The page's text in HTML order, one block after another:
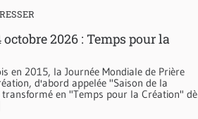
octobre 2026 : Temps pour la
en 2015, la Journée Mondiale de Prière
d'abord appelée "Saison de la
en "Temps pour la Création"